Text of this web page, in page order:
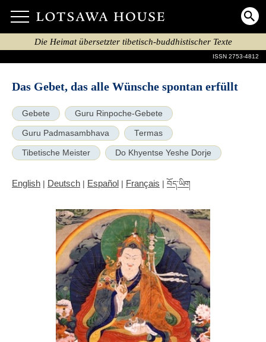
Die Heimat übersetzter tibetisch-buddhistischer Texte
ISSN 2753-4812
Das Gebet, das alle Wünsche spontan erfüllt
Gebete Guru Rinpoche-Gebete
Guru Padmasambhava Termas
Tibetische Meister Do Khyentse Yeshe Dorje
English | Deutsch | Español | Français | བོད་ཡིག